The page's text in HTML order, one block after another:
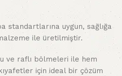
standartlarına uygun, sağlığa
ile üretilmiştir.
ve raflı bölmeleri ile hem
için ideal bir çözüm